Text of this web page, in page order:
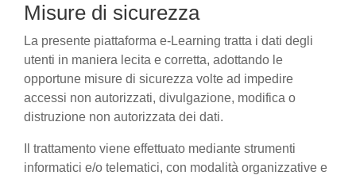
Misure di sicurezza
La presente piattaforma e-Learning tratta i dati degli
utenti in maniera lecita e corretta, adottando le
opportune misure di sicurezza volte ad impedire
accessi non autorizzati, divulgazione, modifica o
distruzione non autorizzata dei dati.
Il trattamento viene effettuato mediante strumenti
informatici e/o telematici, con modalità organizzative e